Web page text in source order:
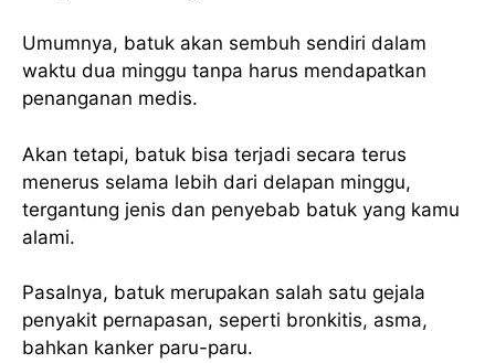
Umumnya, batuk akan sembuh sendiri dalam
waktu dua minggu tanpa harus mendapatkan
penanganan medis.
Akan tetapi, batuk bisa terjadi secara terus
menerus selama lebih dari delapan minggu,
tergantung jenis dan penyebab batuk yang kamu
alami.
Pasalnya, batuk merupakan salah satu gejala
penyakit pernapasan, seperti bronkitis, asma,
bahkan kanker paru-paru.